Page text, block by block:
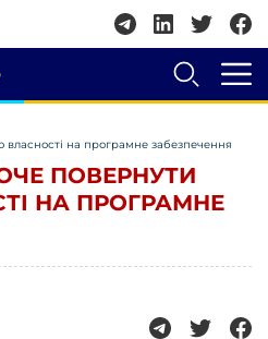
на програмне забезпечення
ПОВЕРНУТИ
НА ПРОГРАМНЕ